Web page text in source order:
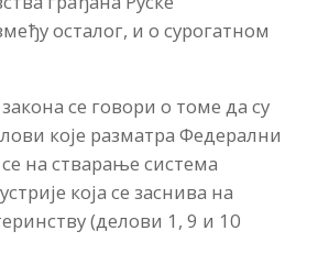
осталог, и о сурогатном
се говори о томе да су
које разматра Федерални
на стварање система
која се заснива на
(делови 1, 9 и 10